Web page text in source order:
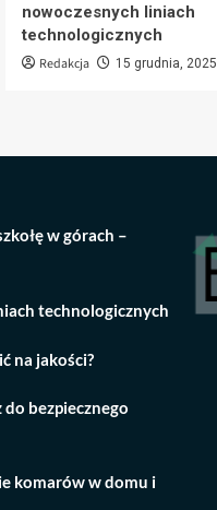
nowoczesnych liniach
technologicznych
Redakcja 15 grudnia, 2025
w górach –
technologicznych
na jakości?
bezpiecznego
komarów w domu i